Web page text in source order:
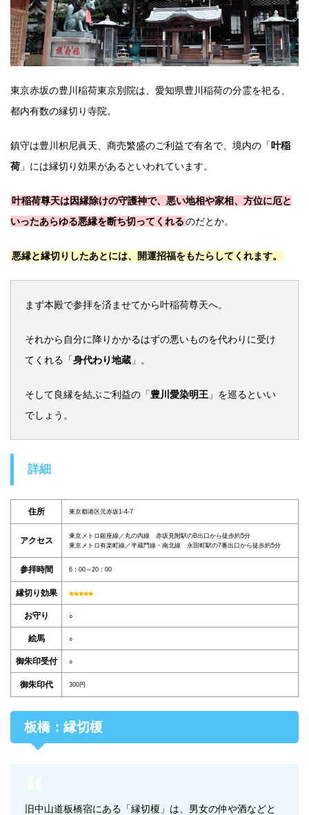
東京赤坂の豊川稲荷東京別院は、愛知県豊川稲荷の分霊を祀る、
都内有数の縁切り寺院。
鎮守は豊川枳尼眞天、商売繁盛のご利益で有名で、境内の「 叶稲
荷 」には縁切り効果があるといわれています。
叶稲荷尊天は因縁除けの守護神で、悪い地相や家相、方位に厄と
いったあらゆる悪縁を断ち切ってくれるのだとか。
悪縁と縁切りしたあとには、開運招福をもたらしてくれます。
まず本殿で参拝を済ませてから叶稲荷尊天へ。
それから自分に降りかかるはずの悪いものを代わりに受け
てくれる「身代わり地蔵 」。
そして良縁を結ぶご利益の「豊川愛染明王 」を巡るといい
でしょう。
詳細
住所 東京都港区元赤坂1-4-7
アクセス
東京メトロ銀座線／丸の内線 赤坂見附駅のB出口から徒歩約5分
東京メトロ有楽町線／半蔵門線・南北線 永田町駅の7番出口から徒歩約5分
参拝時間 6：00～20：00
縁切り効果
お守り ○
絵馬 ○
御朱印受付 ○
御朱印代 300円
板橋：縁切榎
旧中山道板橋宿にある「縁切榎」は、男女の仲や酒などと